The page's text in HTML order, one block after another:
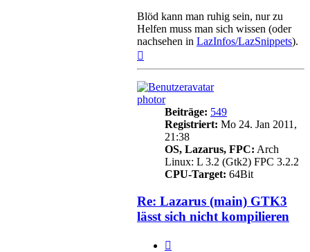
Blöd kann man ruhig sein, nur zu
Helfen muss man sich wissen (oder
nachsehen in LazInfos/LazSnippets).
photor
Beiträge: 549
Registriert: Mo 24. Jan 2011,
21:38
OS, Lazarus, FPC: Arch
Linux: L 3.2 (Gtk2) FPC 3.2.2
CPU-Target: 64Bit
Re: Lazarus (main) GTK3
lässt sich nicht kompilieren